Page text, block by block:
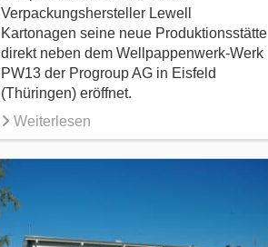
Verpackungshersteller Lewell
Kartonagen seine neue Produktionsstätte
direkt neben dem Wellpappenwerk-Werk
PW13 der Progroup AG in Eisfeld
(Thüringen) eröffnet.
Weiterlesen